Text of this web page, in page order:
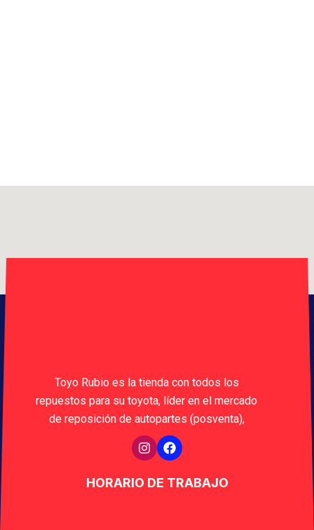
Toyo Rubio es la tienda con todos los
repuestos para su toyota, líder en el mercado
de reposición de autopartes (posventa),
HORARIO DE TRABAJO